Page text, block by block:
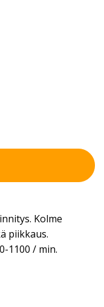
Kolme
piikkaus.
1100 / min.